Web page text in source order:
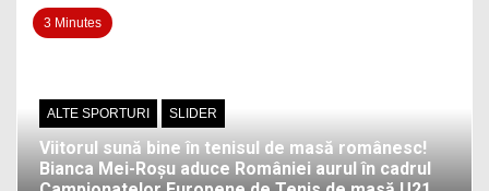
3 Minutes
ALTE SPORTURI SLIDER
Viitorul sună bine în tenisul de masă românesc!
Bianca Mei-Roșu aduce României aurul în cadrul